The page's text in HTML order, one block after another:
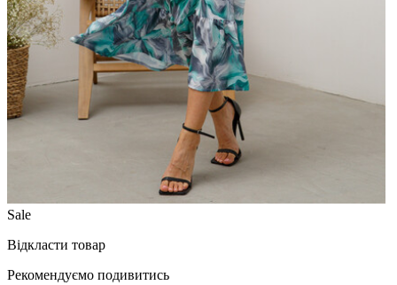
Sale
Відкласти товар
Рекомендуємо подивитись